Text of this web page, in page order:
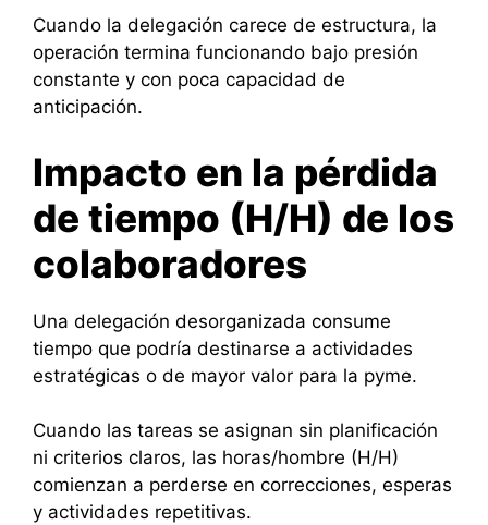
Cuando la delegación carece de estructura, la
operación termina funcionando bajo presión
constante y con poca capacidad de
anticipación.
Impacto en la pérdida
de tiempo (H/H) de los
colaboradores
Una delegación desorganizada consume
tiempo que podría destinarse a actividades
estratégicas o de mayor valor para la pyme.
Cuando las tareas se asignan sin planificación
ni criterios claros, las horas/hombre (H/H)
comienzan a perderse en correcciones, esperas
y actividades repetitivas.